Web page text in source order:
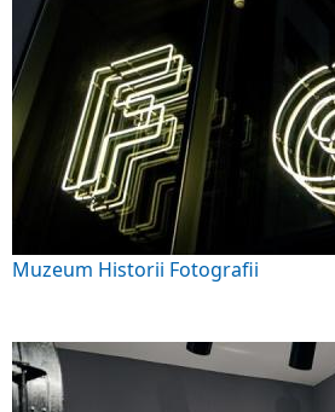
Muzeum Historii Fotografii